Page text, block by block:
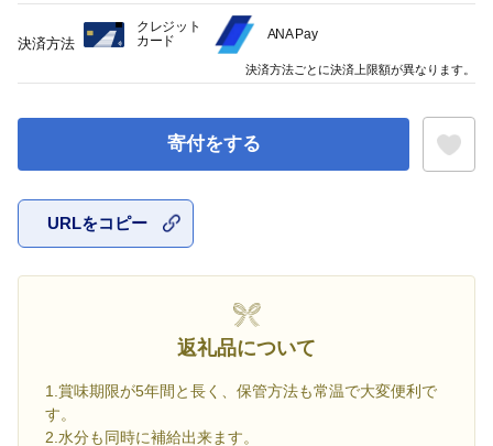
寄付をする
URLをコピー
返礼品について
1.賞味期限が5年間と長く、保管方法も常温で大変便利で
す。
2.水分も同時に補給出来ます。
決済方法
クレジット
カード
ANA Pay
決済方法ごとに決済上限額が異なります。